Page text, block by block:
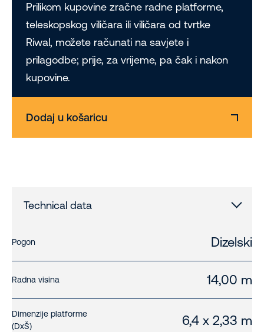
Prilikom kupovine zračne radne platforme,
teleskopskog viličara ili viličara od tvrtke
Riwal, možete računati na savjete i
prilagodbe; prije, za vrijeme, pa čak i nakon
kupovine.
Dodaj u košaricu
Technical data
Pogon Dizelski
Radna visina 14,00 m
Dimenzije platforme
(DxŠ)
6,4 x 2,33 m